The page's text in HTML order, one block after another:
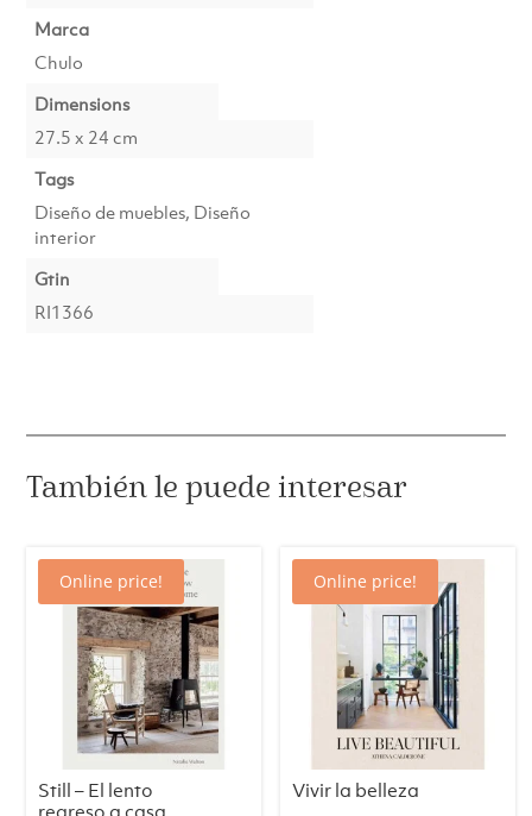
Marca
Chulo
Dimensions
27.5 x 24 cm
Tags
Diseño de muebles, Diseño
interior
Gtin
RI1366
También le puede interesar
Online price!
Still – El lento
regreso a casa
Online price!
Vivir la belleza